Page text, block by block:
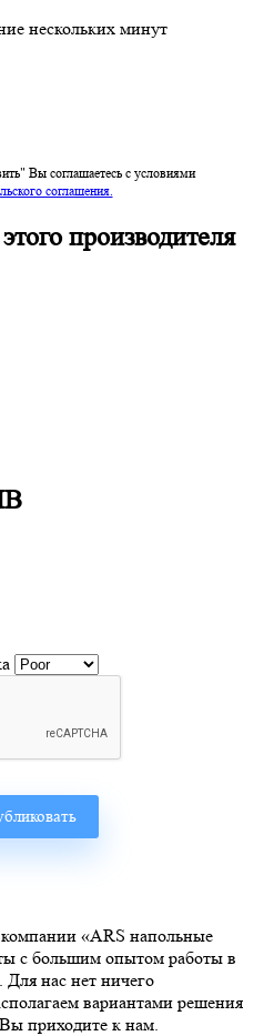
нескольких минут
Вы соглашаетесь c условиями
соглашения.
производителя
«ARS напольные
с большим опытом работы в
нас нет ничего
вариантами решения
приходите к нам.